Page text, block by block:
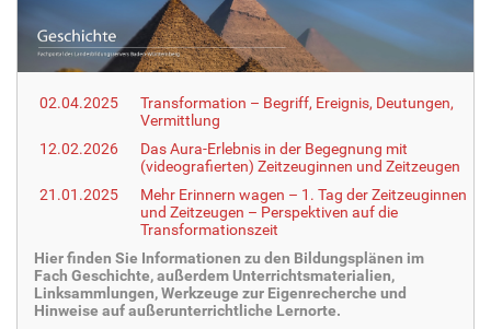
e
h
e
e
02.04.2025
Transformation – Begriff, Ereignis, Deutungen,
Vermittlung
12.02.2026
Das Aura-Erlebnis in der Begegnung mit
(videografierten) Zeitzeuginnen und Zeitzeugen
21.01.2025
Mehr Erinnern wagen – 1. Tag der Zeitzeuginnen
und Zeitzeugen – Perspektiven auf die
Transformationszeit
Hier finden Sie Informationen zu den Bildungsplänen im
Fach Geschichte, außerdem Unterrichtsmaterialien,
Linksammlungen, Werkzeuge zur Eigenrecherche und
Hinweise auf außerunterrichtliche Lernorte.